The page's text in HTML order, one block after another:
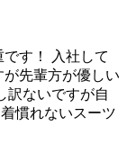
す！ 入社して
先輩方が優しい
訳ないですが自
慣れないスーツ